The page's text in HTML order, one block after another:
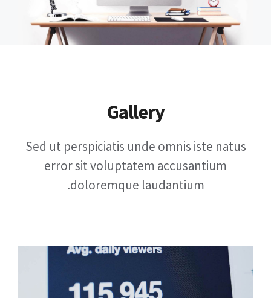
Gallery
Sed ut perspiciatis unde omnis iste natus
error sit voluptatem accusantium
doloremque laudantium.